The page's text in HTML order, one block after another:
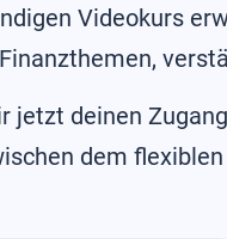
Videokurs
Finanzthemen,
jetzt deinen
dem